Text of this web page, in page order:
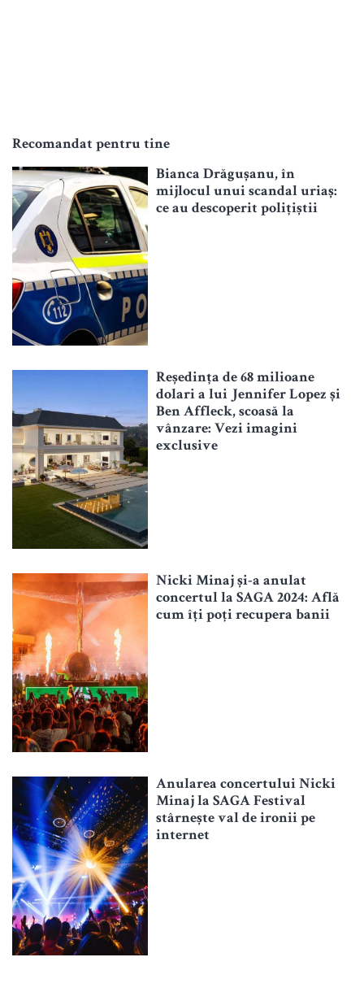
Recomandat pentru tine
Bianca Drăgușanu, în
mijlocul unui scandal uriaș:
ce au descoperit polițiștii
Reședința de 68 milioane
dolari a lui Jennifer Lopez și
Ben Affleck, scoasă la
vânzare: Vezi imagini
exclusive
Nicki Minaj și-a anulat
concertul la SAGA 2024: Află
cum îți poți recupera banii
Anularea concertului Nicki
Minaj la SAGA Festival
stârnește val de ironii pe
internet